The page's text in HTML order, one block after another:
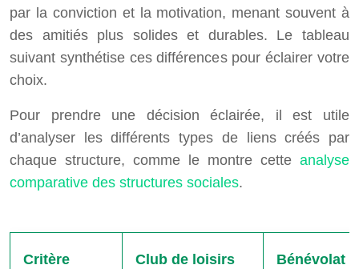
par la conviction et la motivation, menant souvent à
des amitiés plus solides et durables. Le tableau
suivant synthétise ces différences pour éclairer votre
choix.
Pour prendre une décision éclairée, il est utile
d’analyser les différents types de liens créés par
chaque structure, comme le montre cette analyse
comparative des structures sociales.
Critère Club de loisirs Bénévolat